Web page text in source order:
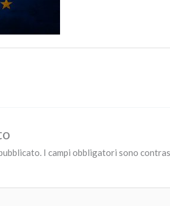
I campi obbligatori sono